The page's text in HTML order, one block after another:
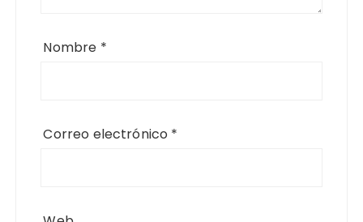
Nombre *
Correo electrónico *